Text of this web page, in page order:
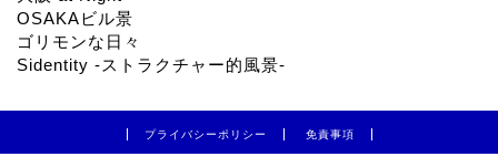
OSAKAビル景
ゴリモンな日々
Sidentity -ストラクチャー的風景-
プライバシーポリシー 免責事項